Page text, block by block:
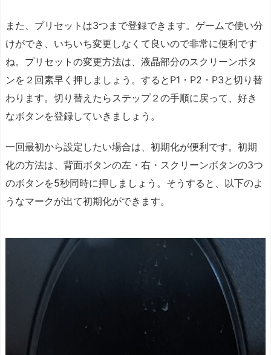
また、プリセットは3つまで登録できます。ゲームで使い分
けができ、いちいち変更しなくて良いので非常に便利です
ね。プリセットの変更方法は、液晶部分のスクリーンボタ
ンを２回素早く押しましょう。するとP1・P2・P3と切り替
わります。切り替えたらステップ２の手順に戻って、好き
なボタンを登録していきましょう。
一回最初から設定したい場合は、初期化が便利です。初期
化の方法は、背面ボタンの左・右・スクリーンボタンの3つ
のボタンを5秒同時に押しましょう。そうすると、以下のよ
うなマークが出て初期化ができます。